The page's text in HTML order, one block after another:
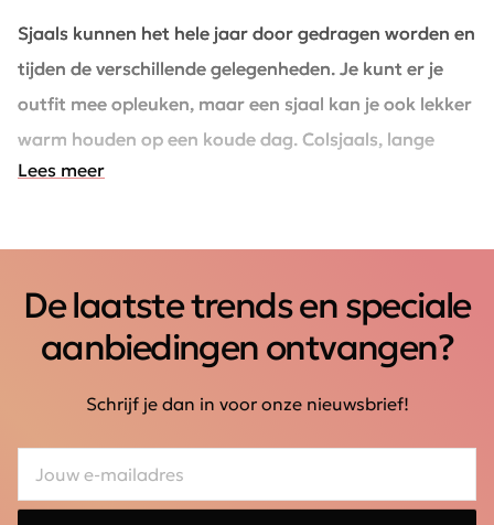
Sjaals kunnen het hele jaar door gedragen worden en
tijden de verschillende gelegenheden. Je kunt er je
outfit mee opleuken, maar een sjaal kan je ook lekker
warm houden op een koude dag. Colsjaals, lange
sjaals en gebreide sjaal vind je allemaal in onze
Lees meer
De laatste trends en speciale
aanbiedingen ontvangen?
Schrijf je dan in voor onze nieuwsbrief!